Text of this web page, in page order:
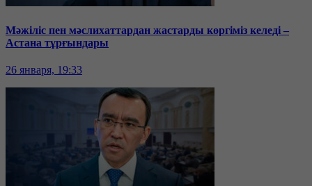
Мәжіліс пен мәслихаттардан жастарды көргіміз келеді –
Астана тұрғындары
26 января, 19:33